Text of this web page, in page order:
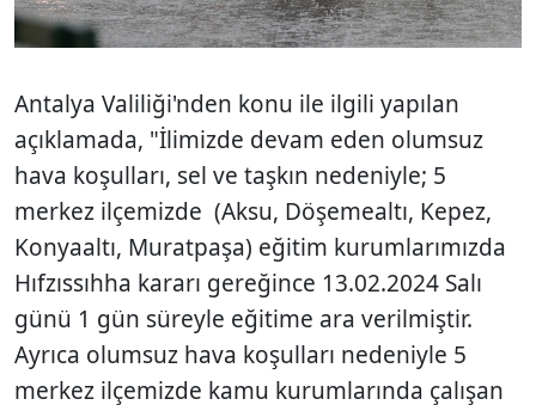
Antalya Valiliği'nden konu ile ilgili yapılan
açıklamada, "İlimizde devam eden olumsuz
hava koşulları, sel ve taşkın nedeniyle; 5
merkez ilçemizde (Aksu, Döşemealtı, Kepez,
Konyaaltı, Muratpaşa) eğitim kurumlarımızda
Hıfzıssıhha kararı gereğince 13.02.2024 Salı
günü 1 gün süreyle eğitime ara verilmiştir.
Ayrıca olumsuz hava koşulları nedeniyle 5
merkez ilçemizde kamu kurumlarında çalışan